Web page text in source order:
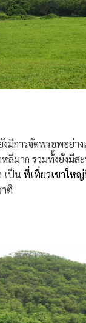
มีการจัดพรอพอย่าง
ลีมาก รวมทั้งยังมีส
เป็น ที่เที่ยวเขาใหญ่
ติ